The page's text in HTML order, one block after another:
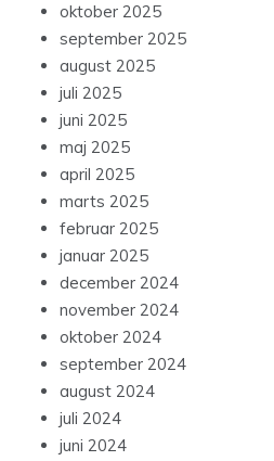
oktober 2025
september 2025
august 2025
juli 2025
juni 2025
maj 2025
april 2025
marts 2025
februar 2025
januar 2025
december 2024
november 2024
oktober 2024
september 2024
august 2024
juli 2024
juni 2024